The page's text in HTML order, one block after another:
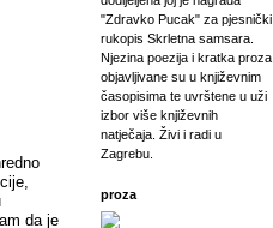
da je
"Zdravko Pucak" za pjesnički
rukopis Skrletna samsara.
Njezina poezija i kratka proza
objavljivane su u književnim
časopisima te uvrštene u uži
izbor više književnih
natječaja. Živi i radi u
Zagrebu.
proza